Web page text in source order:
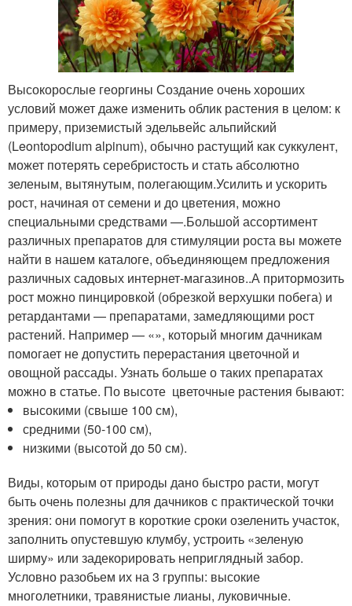
Высокорослые георгины Создание очень хороших
условий может даже изменить облик растения в целом: к
примеру, приземистый эдельвейс альпийский
(Leontopodium alpinum), обычно растущий как суккулент,
может потерять серебристость и стать абсолютно
зеленым, вытянутым, полегающим.Усилить и ускорить
рост, начиная от семени и до цветения, можно
специальными средствами —.Большой ассортимент
различных препаратов для стимуляции роста вы можете
найти в нашем каталоге, объединяющем предложения
различных садовых интернет-магазинов..А притормозить
рост можно пинцировкой (обрезкой верхушки побега) и
ретардантами — препаратами, замедляющими рост
растений. Например — «», который многим дачникам
помогает не допустить перерастания цветочной и
овощной рассады. Узнать больше о таких препаратах
можно в статье. По высоте цветочные растения бывают:
высокими (свыше 100 см),
средними (50-100 см),
низкими (высотой до 50 см).
Виды, которым от природы дано быстро расти, могут
быть очень полезны для дачников с практической точки
зрения: они помогут в короткие сроки озеленить участок,
заполнить опустевшую клумбу, устроить «зеленую
ширму» или задекорировать неприглядный забор.
Условно разобьем их на 3 группы: высокие
многолетники, травянистые лианы, луковичные.